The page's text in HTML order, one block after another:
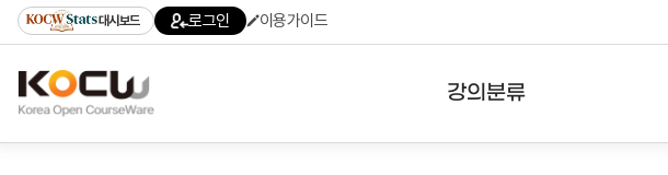
기
기
기
content)
가
대시보드 로그인 이용가이드
강의분류